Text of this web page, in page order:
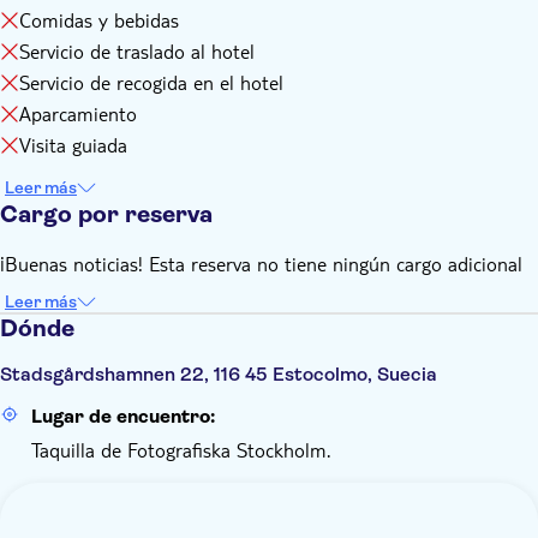
Comidas y bebidas
Servicio de traslado al hotel
Servicio de recogida en el hotel
Aparcamiento
Visita guiada
Leer más
Cargo por reserva
¡Buenas noticias! Esta reserva no tiene ningún cargo adicional
Leer más
Dónde
Stadsgårdshamnen 22, 116 45 Estocolmo, Suecia
Lugar de encuentro:
Taquilla de Fotografiska Stockholm.